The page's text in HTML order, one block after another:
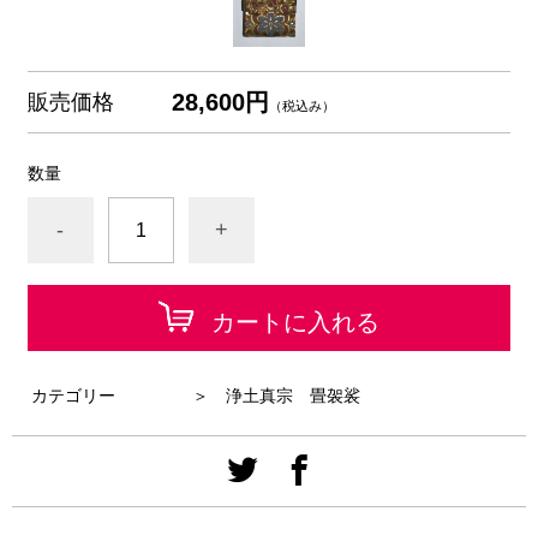
販売価格 28,600円 （税込み）
数量
- +
カートに入れる
カテゴリー ＞ 浄土真宗 畳袈裟